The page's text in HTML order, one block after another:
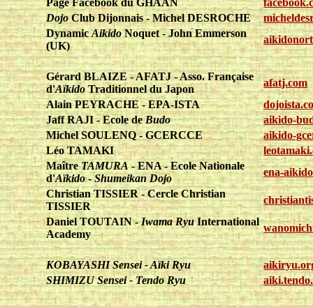
Page Facebook du GHAAN
DojoClub Dijonnais - Michel DESROCHE
DynamicAikidoNoquet - John Emmerson
(UK)
Gérard BLAIZE - AFATJ - Asso. Française
d'AïkidoTraditionnel du Japon
afatj.com
Alain PEYRACHE - EPA-ISTA
Jaff RAJI - Ecole deBudo
aikido-
Michel SOULENQ - GCERCCE
aikido-
Léo TAMAKI
MaîtreTAMURA- ENA - Ecole Nationale
d'Aïkido-Shumeikan Dojo
ena-
Christian TISSIER - Cercle Christian
TISSIER
Daniel TOUTAIN -Iwama RyuInternational
Academy
KOBAYASHI Sensei - Aïki Ryu
SHIMIZU Sensei - Tendo Ryu